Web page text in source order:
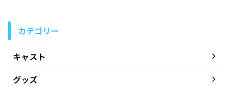
カテゴリー
キャスト
グッズ